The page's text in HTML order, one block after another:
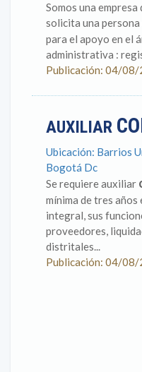
Somos una
solicita una
para el apoyo en el
administrativa :
Publicación: 04/
AUXILIAR
Ubicación: Barrios
Bogotá Dc
Se requiere auxiliar
mínima de tres años
integral, sus
proveedores,
distritales...
Publicación: 04/